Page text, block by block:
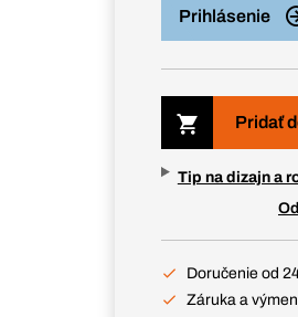
Prihlásenie
Pridať
Tip na dizajn a
Doručenie od
Záruka a